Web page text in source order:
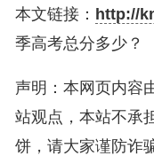
春季高考考试科目
识”部分包括语文（
分），总分750分
夏季高考考试科目
本文链接： http://
季高考总分多少？
声明：本网页内容
站观点，本站不承
饼，请大家谨防诈